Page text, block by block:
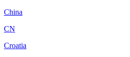
China
CN
Croatia